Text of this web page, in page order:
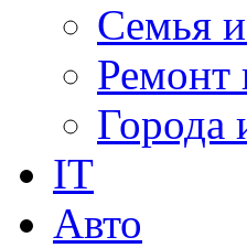
Семья
Ремонт
Города
IT
Авто